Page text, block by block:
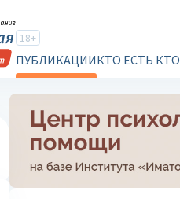
18+
ПУБЛИКАЦИИКТО ЕСТЬ КТО